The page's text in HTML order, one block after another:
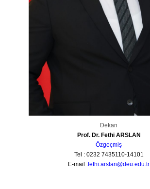
Dekan
Prof. Dr. Fethi ARSLAN
Özgeçmiş
Tel : 0232 7435110-14101
E-mail :fethi.arslan@deu.edu.tr